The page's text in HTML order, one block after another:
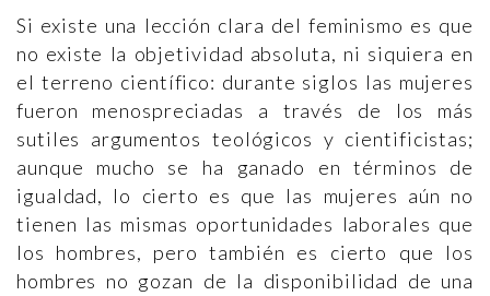
Si existe una lección clara del feminismo es que
no existe la objetividad absoluta, ni siquiera en
el terreno científico: durante siglos las mujeres
fueron menospreciadas a través de los más
sutiles argumentos teológicos y cientificistas;
aunque mucho se ha ganado en términos de
igualdad, lo cierto es que las mujeres aún no
tienen las mismas oportunidades laborales que
los hombres, pero también es cierto que los
hombres no gozan de la disponibilidad de una